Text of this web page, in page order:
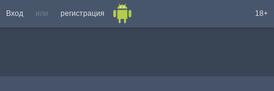
Вход или регистрация 18+